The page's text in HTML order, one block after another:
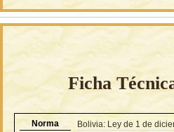
Ficha
Norma
Bolivia: Ley de 1 de